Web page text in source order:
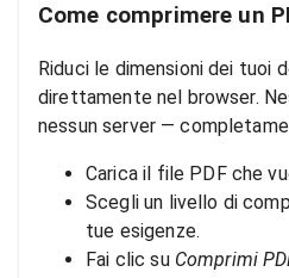
Come comprimere un
Riduci le dimensioni dei tuoi
direttamente nel browser.
nessun server —
Carica il file PDF che
Scegli un livello di
tue esigenze.
Fai clic su Comprimi